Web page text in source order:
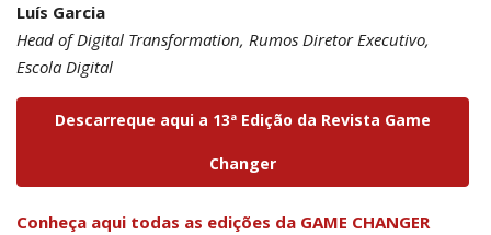
Luís Garcia
Head of Digital Transformation, Rumos Diretor Executivo,
Escola Digital
Descarreque aqui a 13ª Edição da Revista Game
Changer
Conheça aqui todas as edições da GAME CHANGER